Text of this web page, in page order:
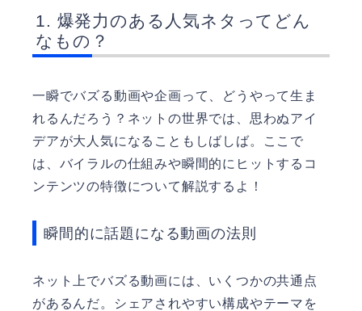
爆発力のある人気ネタってどん
なもの？
一瞬でバズる動画や企画って、どうやって生ま
れるんだろう？ネットの世界では、思わぬアイ
デアが大人気になることもしばしば。ここで
は、バイラルの仕組みや瞬間的にヒットするコ
ンテンツの特徴について解説するよ！
瞬間的に話題になる動画の法則
ネット上でバズる動画には、いくつかの共通点
があるんだ。シェアされやすい構成やテーマを